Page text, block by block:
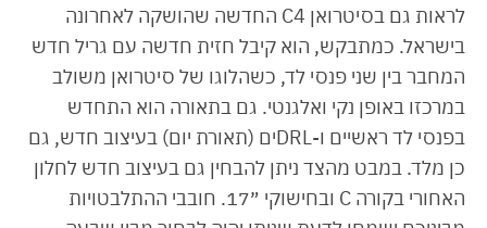
לראות גם בסיטרואן C4 החדשה שהושקה לאחרונה
בישראל. כמתבקש, הוא קיבל חזית חדשה עם גריל חדש
המחבר בין שני פנסי לד, כשהלוגו של סיטרואן משולב
במרכזו באופן נקי ואלגנטי. גם בתאורה הוא התחדש
בפנסי לד ראשיים ו-DRLים (תאורת יום) בעיצוב חדש, גם
כן מלד. במבט מהצד ניתן להבחין גם בעיצוב חדש לחלון
האחורי בקורה C ובחישוקי ״17. חובבי ההתלבטויות